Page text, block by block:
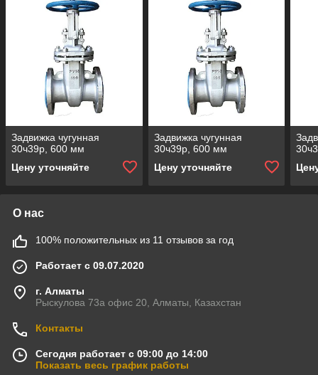
Задвижка чугунная
30ч39р, 600 мм
Цену уточняйте
Задвижка чугунная
30ч39р, 600 мм
Цену уточняйте
О нас
100% положительных из 11 отзывов за год
Работает с 09.07.2020
г. Алматы
Рыскулова 73а офис 20, Алматы, Казахстан
Контакты
Сегодня работает с 09:00 до 14:00
Показать весь график работы